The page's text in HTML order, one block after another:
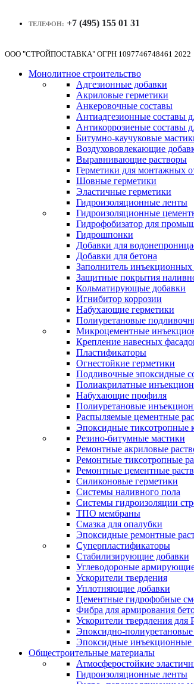
ТЕЛЕФОН: +7 (495) 155 01 31
ООО "СТРОЙПОСТАВКА" ОГРН 1097746748461 2022
Монолитное строительство
Адгезионные добавки
Акриловые герметики
Анкеровочные составы
Антиадгезионные составы
Антикоррозиеные составы
Битумно-каучуковые
Воздухововлекающие
Выравнивающие растворы
Герметики для монтажных
Шовные герметики
Эластичные герметики
Гидроизоляционные ленты
Гидроизоляционные
Гидрофобизатор для
Гидрошпонки
Добавки для
Добавки для бетона
Заполнитель
Защитные покрытия
Кольматирующые добавки
Игнибитор коррозии
Набухающие герметики
Полиуретановые
Микроцементные
Крепление навесных
Пластификаторы
Огнестойкие герметики
Подливочные эпоксидные
Полиакрилатные
Набухающие профиля
Полиуретановые
Распыляемые цементные
Эпоксидные тиксотропные
Резино-битумные мастики
Ремонтные акриловые
Ремонтные тиксотропные
Ремонтные цементные
Силиконовые герметики
Системы наливного пола
Системы гидроизоляции
ТПО мембраны
Смазка для опалубки
Эпоксидные ремонтные
Суперпластификаторы
Стабилизирующие добавки
Углеводороные
Ускорители твердения
Уплотняющие добавки
Цементные гидрофобные
Фибра для армирования
Ускорители твердления для
Эпоксидно-
Эпоксидные инъекционные
Общестроительные материалы
Атмосферостойкие
Гидроизоляционные ленты